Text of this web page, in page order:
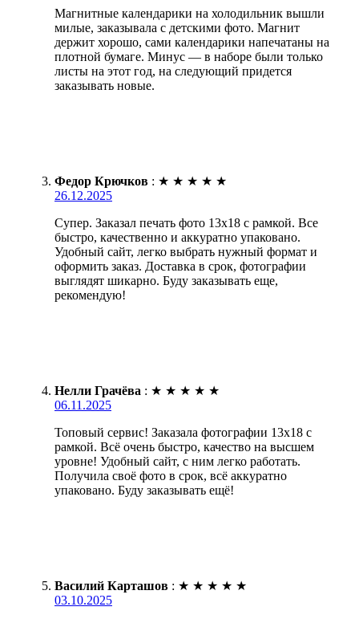
Магнитные календарики на холодильник вышли
милые, заказывала с детскими фото. Магнит
держит хорошо, сами календарики напечатаны на
плотной бумаге. Минус — в наборе были только
листы на этот год, на следующий придется
заказывать новые.
Федор Крючков : ★ ★ ★ ★ ★
26.12.2025
Супер. Заказал печать фото 13х18 с рамкой. Все
быстро, качественно и аккуратно упаковано.
Удобный сайт, легко выбрать нужный формат и
оформить заказ. Доставка в срок, фотографии
выглядят шикарно. Буду заказывать еще,
рекомендую!
Нелли Грачёва : ★ ★ ★ ★ ★
06.11.2025
Топовый сервис! Заказала фотографии 13х18 с
рамкой. Всё очень быстро, качество на высшем
уровне! Удобный сайт, с ним легко работать.
Получила своё фото в срок, всё аккуратно
упаковано. Буду заказывать ещё!
Василий Карташов : ★ ★ ★ ★ ★
03.10.2025